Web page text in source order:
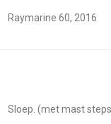
Raymarine 60, 2016
Sloep. (met mast